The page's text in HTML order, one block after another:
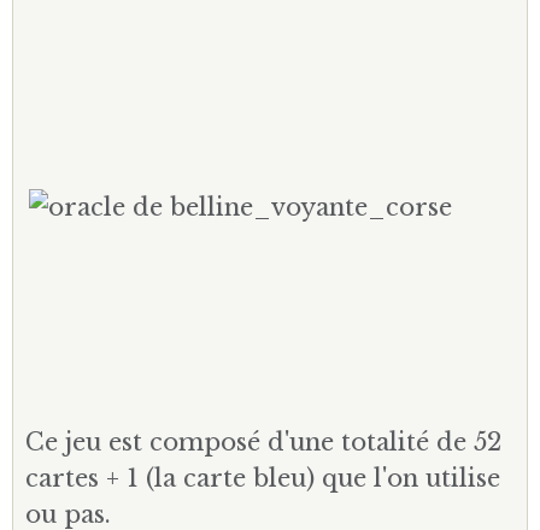
Ce jeu est composé d'une totalité de 52
cartes + 1 (la carte bleu) que l'on utilise
ou pas.